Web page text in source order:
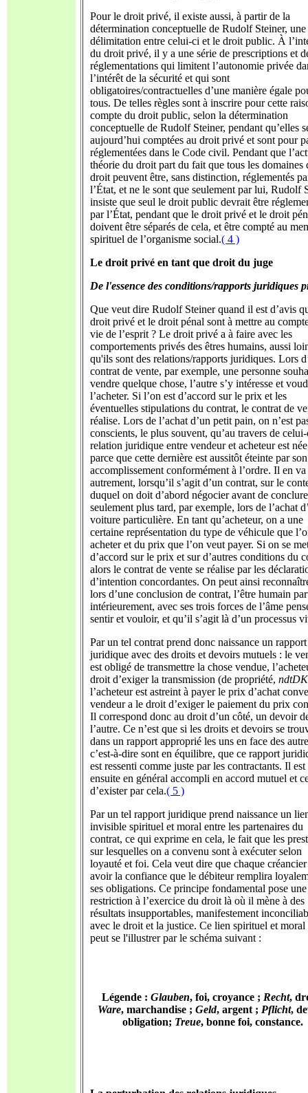
Pour le droit privé, il existe aussi, à partir de la
détermination conceptuelle de Rudolf Steiner, une
délimitation entre celui-ci et le droit public. À
du droit privé, il y a une série de prescriptions et
réglementations qui limitent l’autonomie privée
l’intérêt de la sécurité et qui sont
obligatoires/contractuelles d’une manière égale
tous. De telles règles sont à inscrire pour cette
compte du droit public, selon la détermination
conceptuelle de Rudolf Steiner, pendant qu’elles
aujourd’hui comptées au droit privé et sont pour
réglementées dans le Code civil. Pendant que
théorie du droit part du fait que tous les domaines
droit peuvent être, sans distinction, réglementés
l’État, et ne le sont que seulement par lui, Rudolf
insiste que seul le droit public devrait être
par l’État, pendant que le droit privé et le droit
doivent être séparés de cela, et être compté au
spirituel de l’organisme social.( 4 )
Le droit privé en tant que droit du juge
De l'essence des conditions/rapports juridiques
Que veut dire Rudolf Steiner quand il est d’avis
droit privé et le droit pénal sont à mettre au
vie de l’esprit ? Le droit privé a à faire avec les
comportements privés des êtres humains, aussi
qu'ils sont des relations/rapports juridiques. Lors
contrat de vente, par exemple, une personne
vendre quelque chose, l’autre s’y intéresse et
l’acheter. Si l’on est d’accord sur le prix et les
éventuelles stipulations du contrat, le contrat de
réalise. Lors de l’achat d’un petit pain, on n’est
conscients, le plus souvent, qu’au travers de
relation juridique entre vendeur et acheteur est
parce que cette dernière est aussitôt éteinte par son
accomplissement conformément à l’ordre. Il en va
autrement, lorsqu’il s’agit d’un contrat, sur le
duquel on doit d’abord négocier avant de conclure
seulement plus tard, par exemple, lors de l’achat
voiture particulière. En tant qu’acheteur, on a une
certaine représentation du type de véhicule que
acheter et du prix que l’on veut payer. Si on se
d’accord sur le prix et sur d’autres conditions du
alors le contrat de vente se réalise par les
d’intention concordantes. On peut ainsi
lors d’une conclusion de contrat, l’être humain
intérieurement, avec ses trois forces de l’âme
sentir et vouloir, et qu’il s’agit là d’un processus
Par un tel contrat prend donc naissance un rapport
juridique avec des droits et devoirs mutuels : le
est obligé de transmettre la chose vendue,
droit d’exiger la transmission (de propriété, ndtDK
l’acheteur est astreint à payer le prix d’achat
vendeur a le droit d’exiger le paiement du prix
Il correspond donc au droit d’un côté, un devoir
l’autre. Ce n’est que si les droits et devoirs se
dans un rapport approprié les uns en face des
c’est-à-dire sont en équilibre, que ce rapport
est ressenti comme juste par les contractants. Il est
ensuite en général accompli en accord mutuel et
d’exister par cela.( 5 )
Par un tel rapport juridique prend naissance un
invisible spirituel et moral entre les partenaires du
contrat, ce qui exprime en cela, le fait que les
sur lesquelles on a convenu sont à exécuter selon
loyauté et foi. Cela veut dire que chaque
avoir la confiance que le débiteur remplira
ses obligations. Ce principe fondamental pose une
restriction à l’exercice du droit là où il mène à des
résultats insupportables, manifestement
avec le droit et la justice. Ce lien spirituel et moral
peut se l'illustrer par le schéma suivant :
Légende : Glauben, foi, croyance ; Recht,
Ware, marchandise ; Geld, argent ; Pflicht,
obligation; Treue, bonne foi, constance.